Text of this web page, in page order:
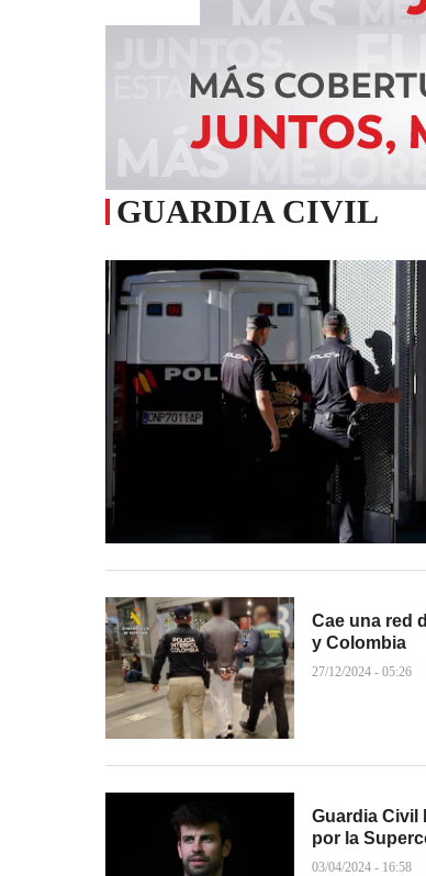
GUARDIA CIVIL
Cae una red
y Colombia
27/12/2024 - 05:26
Guardia Civil
por la
03/04/2024 - 16:58